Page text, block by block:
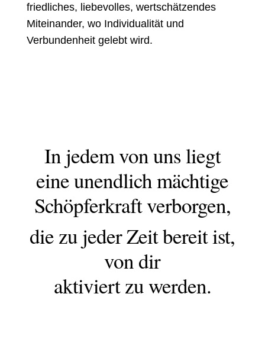
friedliches, liebevolles, wertschätzendes
Miteinander, wo Individualität und
Verbundenheit gelebt wird.
In jedem von uns liegt
eine unendlich mächtige
Schöpferkraft verborgen,
die zu jeder Zeit bereit ist,
von dir
aktiviert zu werden.